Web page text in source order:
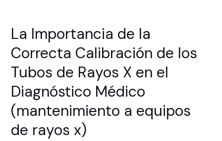
La Importancia de la
Correcta Calibración de los
Tubos de Rayos X en el
Diagnóstico Médico
(mantenimiento a equipos
de rayos x)
La
Importancia
de
la
Correcta
Calibración
los
Tubos
de